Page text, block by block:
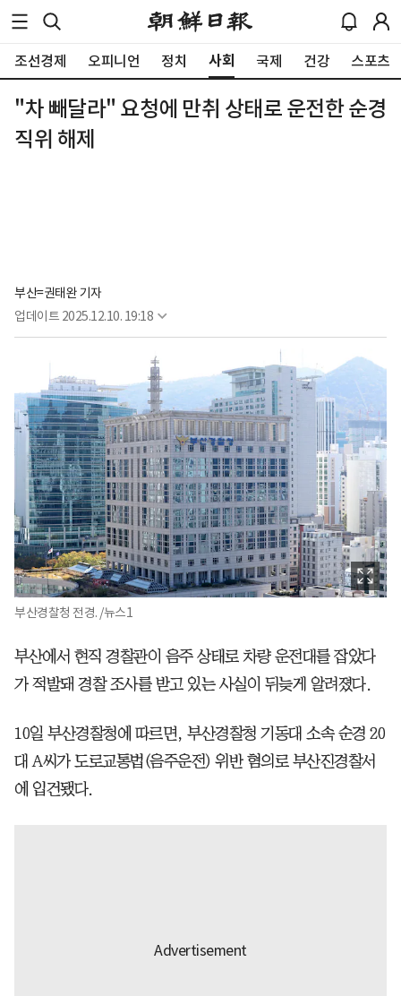
조선경제 오피니언 정치 사회 국제 건강 스포츠
"차 빼달라" 요청에 만취 상태로 운전한 순경
직위 해제
부산=권태완 기자
업데이트 2025.12.10. 19:18
부산경찰청 전경. /뉴스1
부산에서 현직 경찰관이 음주 상태로 차량 운전대를 잡았다
가 적발돼 경찰 조사를 받고 있는 사실이 뒤늦게 알려졌다.
10일 부산경찰청에 따르면, 부산경찰청 기동대 소속 순경 20
대 A씨가 도로교통법(음주운전) 위반 혐의로 부산진경찰서
에 입건됐다.